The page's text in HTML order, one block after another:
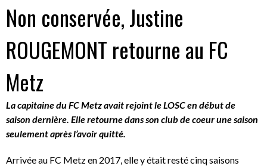
Non conservée, Justine
ROUGEMONT retourne au FC
Metz
La capitaine du FC Metz avait rejoint le LOSC en début de
saison dernière. Elle retourne dans son club de coeur une saison
seulement après l’avoir quitté.
Arrivée au FC Metz en 2017, elle y était resté cinq saisons